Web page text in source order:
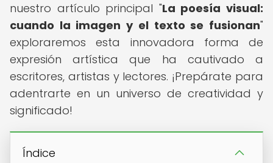
nuestro artículo principal "La poesía visual:
cuando la imagen y el texto se fusionan"
exploraremos esta innovadora forma de
expresión artística que ha cautivado a
escritores, artistas y lectores. ¡Prepárate para
adentrarte en un universo de creatividad y
significado!
Índice